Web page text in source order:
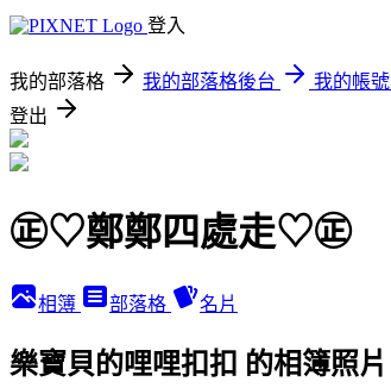
登入
我的部落格 我的部落格後台
我的帳號
登出
㊣♡鄭鄭四處走♡㊣
相簿 部落格 名片
樂寶貝的哩哩扣扣 的相簿照片